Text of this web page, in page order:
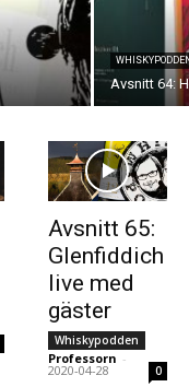
Avsnitt 64:
Avsnitt 65:
Glenfiddich
live med
gäster
Whiskypodden
Professorn -
2020-04-28 0